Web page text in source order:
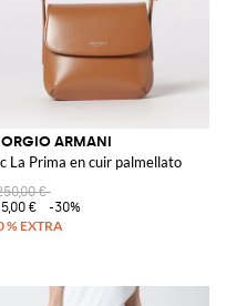
avec strass
ARMANI
La Prima en cuir palmellato
€
€
-30%